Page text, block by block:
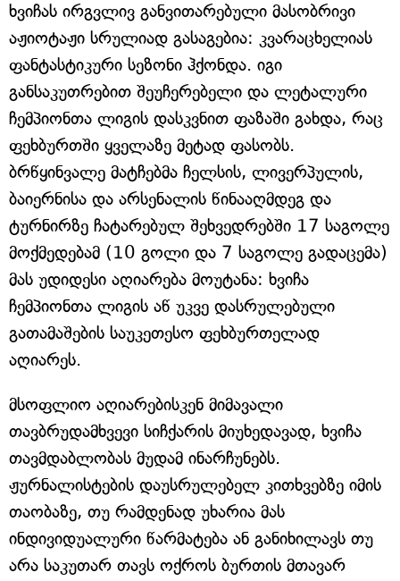
ხვიჩას ირგვლივ განვითარებული მასობრივი
აჟიოტაჟი სრულიად გასაგებია: კვარაცხელიას
ფანტასტიკური სეზონი ჰქონდა. იგი
განსაკუთრებით შეუჩერებელი და ლეტალური
ჩემპიონთა ლიგის დასკვნით ფაზაში გახდა, რაც
ფეხბურთში ყველაზე მეტად ფასობს.
ბრწყინვალე მატჩებმა ჩელსის, ლივერპულის,
ბაიერნისა და არსენალის წინააღმდეგ და
ტურნირზე ჩატარებულ შეხვედრებში 17 საგოლე
მოქმედებამ (10 გოლი და 7 საგოლე გადაცემა)
მას უდიდესი აღიარება მოუტანა: ხვიჩა
ჩემპიონთა ლიგის აწ უკვე დასრულებული
გათამაშების საუკეთესო ფეხბურთელად
აღიარეს.
მსოფლიო აღიარებისკენ მიმავალი
თავბრუდამხვევი სიჩქარის მიუხედავად, ხვიჩა
თავმდაბლობას მუდამ ინარჩუნებს.
ჟურნალისტების დაუსრულებელ კითხვებზე იმის
თაობაზე, თუ რამდენად უხარია მას
ინდივიდუალური წარმატება ან განიხილავს თუ
არა საკუთარ თავს ოქროს ბურთის მთავარ